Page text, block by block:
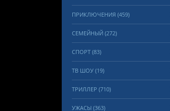
ПРИКЛЮЧЕНИЯ (459)
СЕМЕЙНЫЙ (272)
СПОРТ (83)
ТВ ШОУ (19)
ТРИЛЛЕР (710)
УЖАСЫ (363)